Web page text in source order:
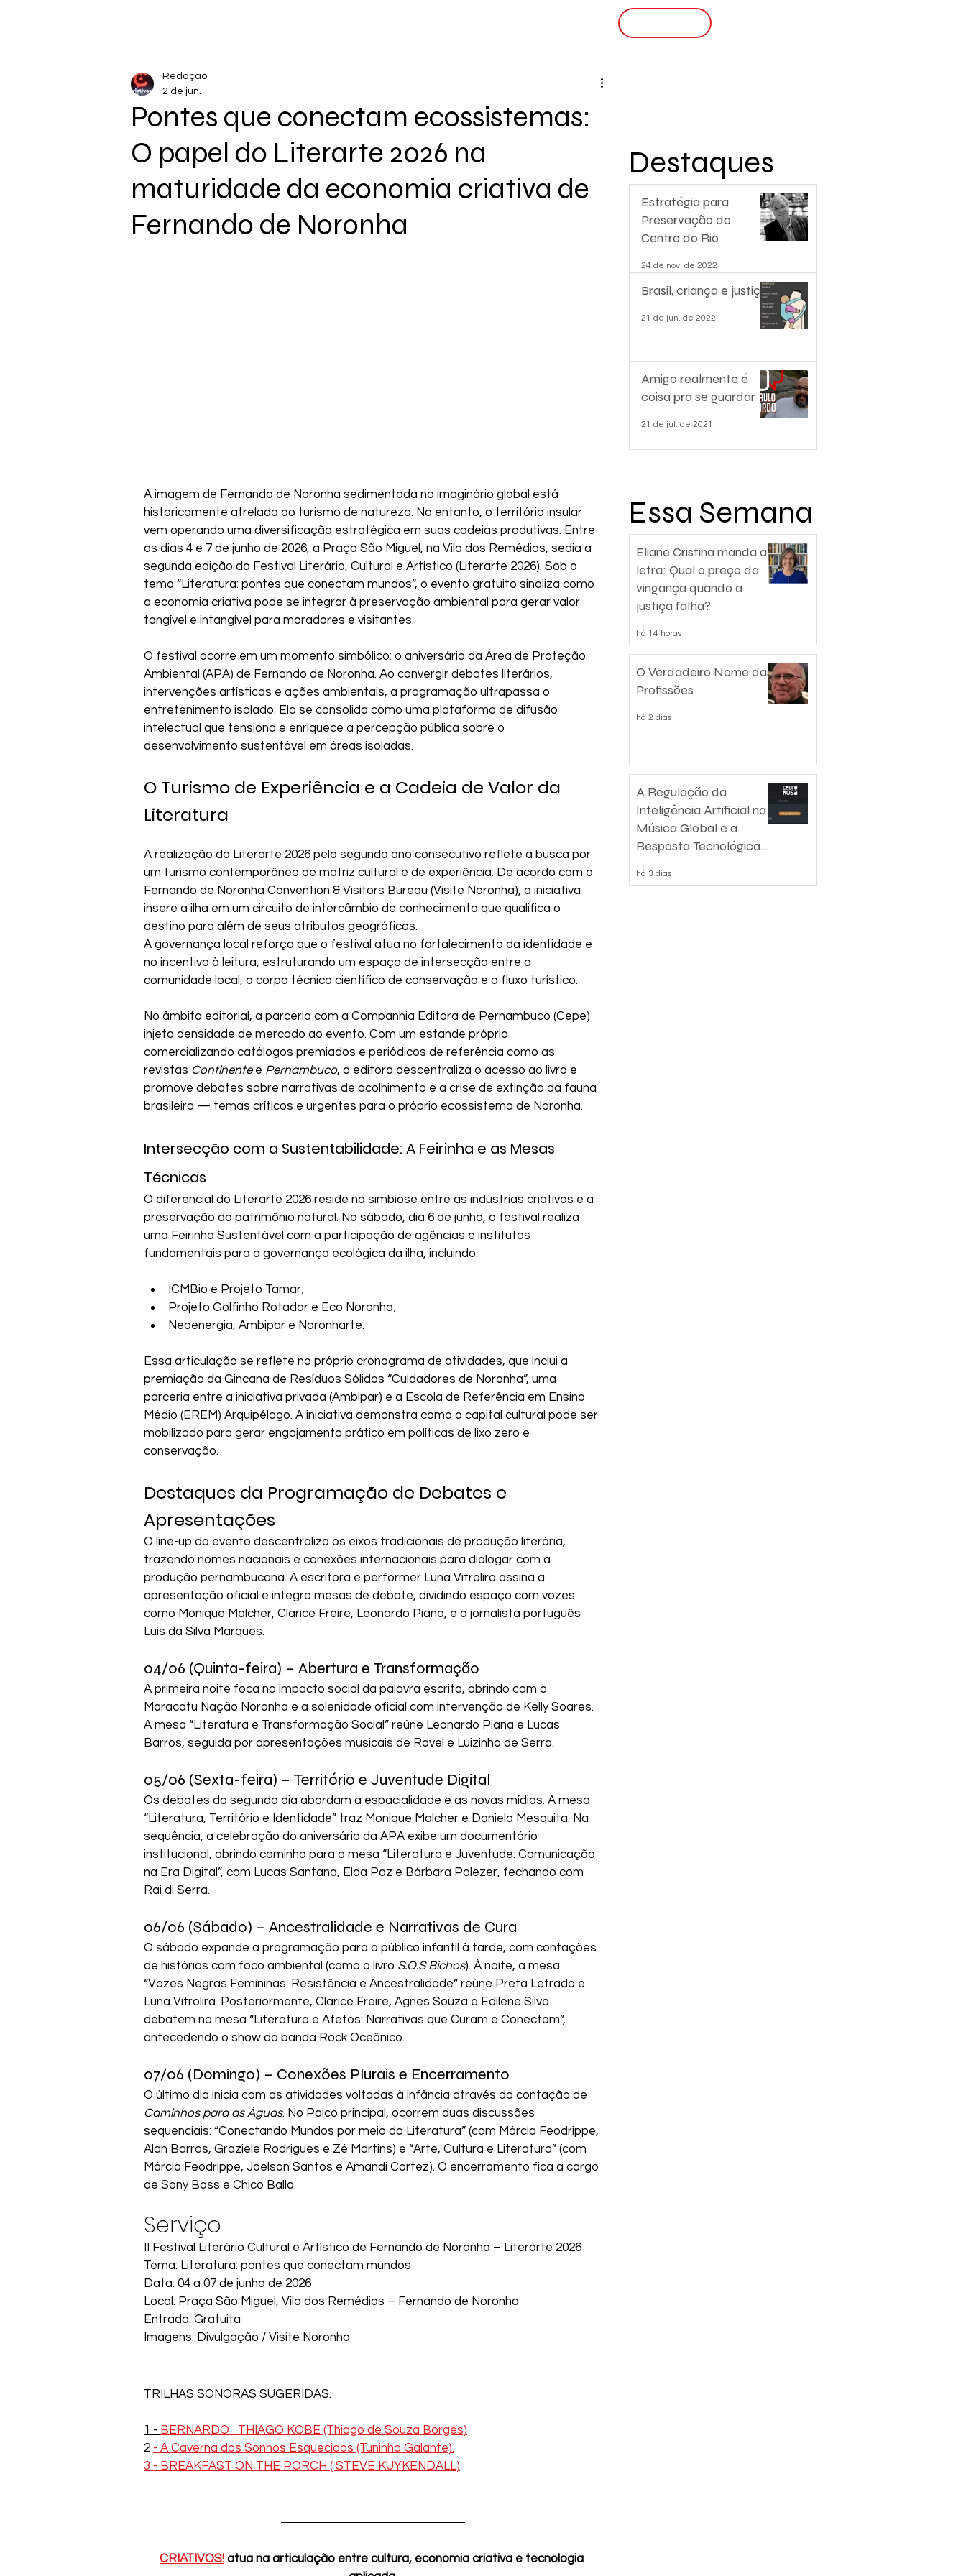
Pontes que conectam ecossistemas:
O papel do Literarte 2026 na
maturidade da economia criativa de
Fernando de Noronha
Redação
2 de jun.
A imagem de Fernando de Noronha sedimentada no imaginário global está
historicamente atrelada ao turismo de natureza. No entanto, o território insular
vem operando uma diversificação estratégica em suas cadeias produtivas. Entre
os dias 4 e 7 de junho de 2026, a Praça São Miguel, na Vila dos Remédios, sedia a
segunda edição do Festival Literário, Cultural e Artístico (Literarte 2026). Sob o
tema “Literatura: pontes que conectam mundos”, o evento gratuito sinaliza como
a economia criativa pode se integrar à preservação ambiental para gerar valor
tangível e intangível para moradores e visitantes.
O festival ocorre em um momento simbólico: o aniversário da Área de Proteção
Ambiental (APA) de Fernando de Noronha. Ao convergir debates literários,
intervenções artísticas e ações ambientais, a programação ultrapassa o
entretenimento isolado. Ela se consolida como uma plataforma de difusão
intelectual que tensiona e enriquece a percepção pública sobre o
desenvolvimento sustentável em áreas isoladas.
O Turismo de Experiência e a Cadeia de Valor da
Literatura
A realização do Literarte 2026 pelo segundo ano consecutivo reflete a busca por
um turismo contemporâneo de matriz cultural e de experiência. De acordo com o
Fernando de Noronha Convention & Visitors Bureau (Visite Noronha), a iniciativa
insere a ilha em um circuito de intercâmbio de conhecimento que qualifica o
destino para além de seus atributos geográficos.
A governança local reforça que o festival atua no fortalecimento da identidade e
no incentivo à leitura, estruturando um espaço de intersecção entre a
comunidade local, o corpo técnico científico de conservação e o fluxo turístico.
No âmbito editorial, a parceria com a Companhia Editora de Pernambuco (Cepe)
injeta densidade de mercado ao evento. Com um estande próprio
comercializando catálogos premiados e periódicos de referência como as
revistas Continente e Pernambuco, a editora descentraliza o acesso ao livro e
promove debates sobre narrativas de acolhimento e a crise de extinção da fauna
brasileira — temas críticos e urgentes para o próprio ecossistema de Noronha.
Intersecção com a Sustentabilidade: A Feirinha e as Mesas
Técnicas
O diferencial do Literarte 2026 reside na simbiose entre as indústrias criativas e a
preservação do patrimônio natural. No sábado, dia 6 de junho, o festival realiza
uma Feirinha Sustentável com a participação de agências e institutos
fundamentais para a governança ecológica da ilha, incluindo:
ICMBio e Projeto Tamar;
Projeto Golfinho Rotador e Eco Noronha;
Neoenergia, Ambipar e Noronharte.
Essa articulação se reflete no próprio cronograma de atividades, que inclui a
premiação da Gincana de Resíduos Sólidos “Cuidadores de Noronha”, uma
parceria entre a iniciativa privada (Ambipar) e a Escola de Referência em Ensino
Médio (EREM) Arquipélago. A iniciativa demonstra como o capital cultural pode ser
mobilizado para gerar engajamento prático em políticas de lixo zero e
conservação.
Destaques da Programação de Debates e
Apresentações
O line-up do evento descentraliza os eixos tradicionais de produção literária,
trazendo nomes nacionais e conexões internacionais para dialogar com a
produção pernambucana. A escritora e performer Luna Vitrolira assina a
apresentação oficial e integra mesas de debate, dividindo espaço com vozes
como Monique Malcher, Clarice Freire, Leonardo Piana, e o jornalista português
Luís da Silva Marques.
04/06 (Quinta-feira) – Abertura e Transformação
A primeira noite foca no impacto social da palavra escrita, abrindo com o
Maracatu Nação Noronha e a solenidade oficial com intervenção de Kelly Soares.
A mesa “Literatura e Transformação Social” reúne Leonardo Piana e Lucas
Barros, seguida por apresentações musicais de Ravel e Luizinho de Serra.
05/06 (Sexta-feira) – Território e Juventude Digital
Os debates do segundo dia abordam a espacialidade e as novas mídias. A mesa
“Literatura, Território e Identidade” traz Monique Malcher e Daniela Mesquita. Na
sequência, a celebração do aniversário da APA exibe um documentário
institucional, abrindo caminho para a mesa “Literatura e Juventude: Comunicação
na Era Digital”, com Lucas Santana, Elda Paz e Bárbara Polezer, fechando com
Rai di Serra.
06/06 (Sábado) – Ancestralidade e Narrativas de Cura
O sábado expande a programação para o público infantil à tarde, com contações
de histórias com foco ambiental (como o livro S.O.S Bichos). À noite, a mesa
“Vozes Negras Femininas: Resistência e Ancestralidade” reúne Preta Letrada e
Luna Vitrolira. Posteriormente, Clarice Freire, Agnes Souza e Edilene Silva
debatem na mesa “Literatura e Afetos: Narrativas que Curam e Conectam”,
antecedendo o show da banda Rock Oceânico.
07/06 (Domingo) – Conexões Plurais e Encerramento
O último dia inicia com as atividades voltadas à infância através da contação de
Caminhos para as Águas. No Palco principal, ocorrem duas discussões
sequenciais: “Conectando Mundos por meio da Literatura” (com Márcia Feodrippe,
Alan Barros, Graziele Rodrigues e Zé Martins) e “Arte, Cultura e Literatura” (com
Márcia Feodrippe, Joelson Santos e Amandi Cortez). O encerramento fica a cargo
de Sony Bass e Chico Balla.
Serviço
II Festival Literário Cultural e Artístico de Fernando de Noronha – Literarte 2026
Tema: Literatura: pontes que conectam mundos
Data: 04 a 07 de junho de 2026
Local: Praça São Miguel, Vila dos Remédios – Fernando de Noronha
Entrada: Gratuita
Imagens: Divulgação / Visite Noronha
TRILHAS SONORAS SUGERIDAS.
1 - BERNARDO   THIAGO KOBE (Thiago de Souza Borges)
2 - A Caverna dos Sonhos Esquecidos (Tuninho Galante).
3 - BREAKFAST ON THE PORCH ( STEVE KUYKENDALL)
CRIATIVOS! atua na articulação entre cultura, economia criativa e tecnologia
Estratégia para
Preservação do
Centro do Rio
24 de nov. de 2022
Brasil, criança e justiça.
21 de jun. de 2022
Amigo realmente é
coisa pra se guardar
21 de jul. de 2021
Destaques
Eliane Cristina manda a
letra: Qual o preço da
vingança quando a
justiça falha?
há 14 horas
O Verdadeiro Nome das
Profissões
há 2 dias
A Regulação da
Inteligência Artificial na
Música Global e a
Resposta Tecnológica
há 3 dias
Essa Semana